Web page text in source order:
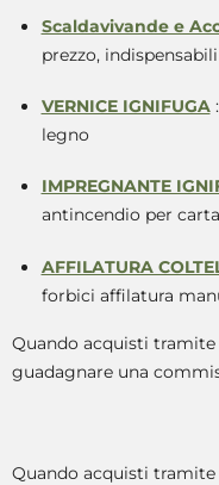
Scaldavivande e
prezzo,
VERNICE IGNIFUGA
legno
IMPREGNANTE
antincendio per
AFFILATURA
forbici affilatura
Quando acquisti
guadagnare una
Quando acquisti